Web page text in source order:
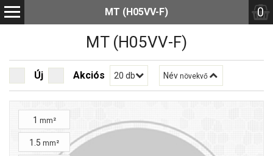
MT (H05VV-F) 0
MT (H05VV-F)
Új Akciós 20 db Név növekvő
1 mm²
1.5 mm²